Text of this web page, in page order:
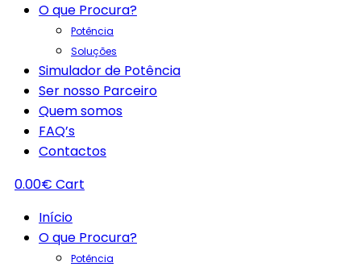
O que Procura?
Potência
Soluções
Simulador de Potência
Ser nosso Parceiro
Quem somos
FAQ’s
Contactos
0.00€ Cart
Início
O que Procura?
Potência